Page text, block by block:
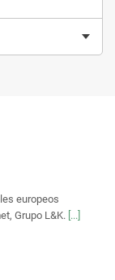
europeos
Grupo L&K. [...]